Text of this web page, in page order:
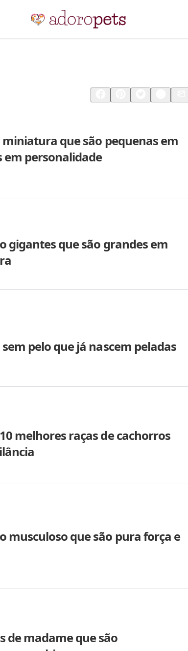
Compartilhar
Salvar
que são pequenas em
personalidade
gigantes que são grandes em
pelo que já nascem peladas
melhores raças de cachorros
musculoso que são pura força e
de madame que são